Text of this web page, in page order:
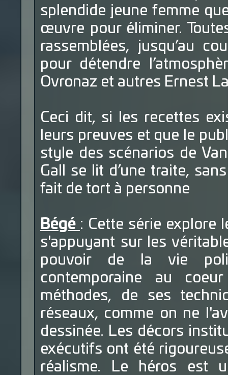
splendide jeune femme
œuvre pour éliminer.
rassemblées, jusqu’au
pour détendre
Ovronaz et autres Ernest
Ceci dit, si les recettes
leurs preuves et que le
style des scénarios de
Gall se lit d’une traite,
fait de tort à personne
Bégé : Cette série explore
s'appuyant sur les
pouvoir de la vie
contemporaine au
méthodes, de ses
réseaux, comme on ne
dessinée. Les décors
exécutifs ont été
réalisme. Le héros est